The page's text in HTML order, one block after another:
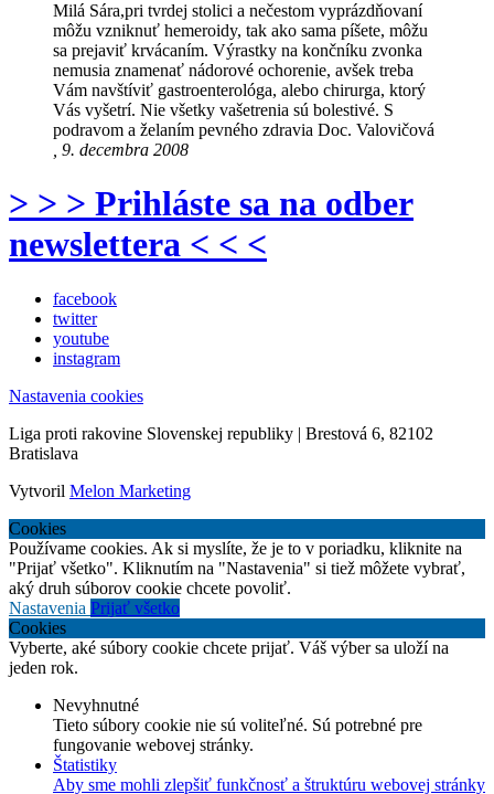
Milá Sára,pri tvrdej stolici a nečestom vyprázdňovaní
môžu vzniknuť hemeroidy, tak ako sama píšete, môžu
sa prejaviť krvácaním. Výrastky na končníku zvonka
nemusia znamenať nádorové ochorenie, avšek treba
Vám navštíviť gastroenterológa, alebo chirurga, ktorý
Vás vyšetrí. Nie všetky vašetrenia sú bolestivé. S
podravom a želaním pevného zdravia Doc. Valovičová
, 9. decembra 2008
> > > Prihláste sa na odber
newslettera < < <
facebook
twitter
youtube
instagram
Nastavenia cookies
Liga proti rakovine Slovenskej republiky | Brestová 6, 82102
Bratislava
Vytvoril Melon Marketing
Cookies
Používame cookies. Ak si myslíte, že je to v poriadku, kliknite na
"Prijať všetko". Kliknutím na "Nastavenia" si tiež môžete vybrať,
aký druh súborov cookie chcete povoliť.
Nastavenia Prijať všetko
Cookies
Vyberte, aké súbory cookie chcete prijať. Váš výber sa uloží na
jeden rok.
Nevyhnutné
Tieto súbory cookie nie sú voliteľné. Sú potrebné pre
fungovanie webovej stránky.
Štatistiky
Aby sme mohli zlepšiť funkčnosť a štruktúru webovej stránky